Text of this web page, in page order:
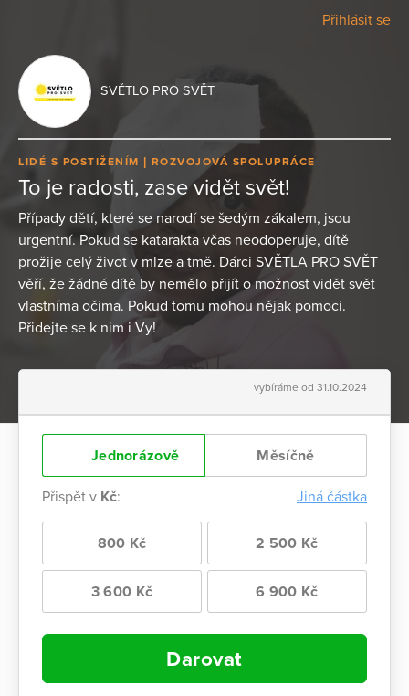
Přihlásit se
SVĚTLO PRO SVĚT
LIDÉ S POSTIŽENÍM ROZVOJOVÁ SPOLUPRÁCE
To je radosti, zase vidět svět!
Případy dětí, které se narodí se šedým zákalem, jsou
urgentní. Pokud se katarakta včas neodoperuje, dítě
prožije celý život v mlze a tmě. Dárci SVĚTLA PRO SVĚT
věří, že žádné dítě by nemělo přijít o možnost vidět svět
vlastníma očima. Pokud tomu mohou nějak pomoci.
Přidejte se k nim i Vy!
vybíráme od 31.10.2024
Jednorázově Měsíčně
Přispět v Kč: Jiná částka
800 Kč 2 500 Kč
3 600 Kč 6 900 Kč
Darovat